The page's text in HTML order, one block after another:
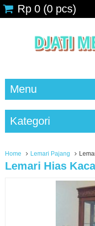
Rp 0 (0 pcs)
Menu
Kategori
Home Lemari Pajang
Lemari Hias